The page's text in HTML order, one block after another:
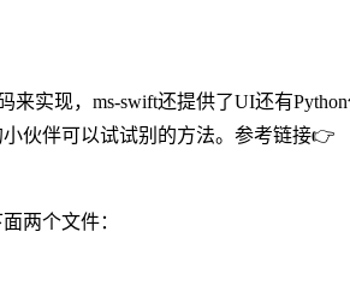
来实现，ms-swift还提供了UI还有
伙伴可以试试别的方法。参考链接👉
两个文件：